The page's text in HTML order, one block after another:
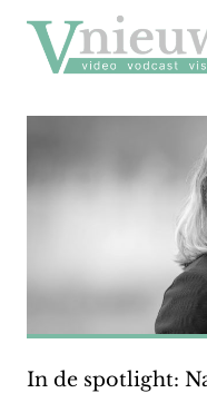
naar
inhoud
In de spotlight: